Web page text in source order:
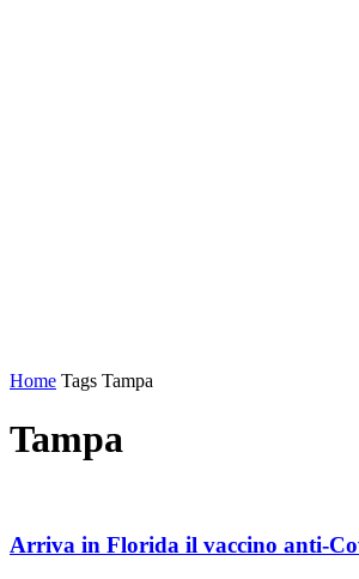
Home Tags Tampa
Tampa
Arriva in Florida il vaccino anti-